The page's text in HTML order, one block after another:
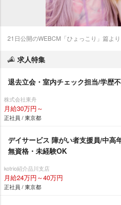
21日公開のWEBCM「ひょっこり」篇より
求人特集
退去立会・室内チェック担当/学歴
株式会社東舟
月給30万円～
正社員 / 東京都
デイサービス 障がい者支援員/中高
無資格・未経験OK
kotrio紹介品川支店
月給24万円～40万円
正社員 / 東京都